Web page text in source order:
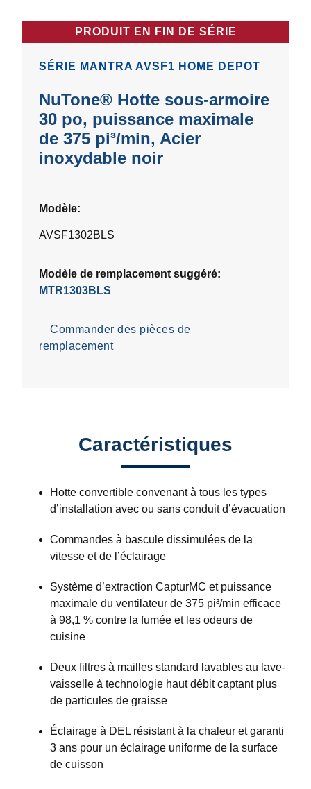
PRODUIT EN FIN DE SÉRIE
SÉRIE MANTRA AVSF1 HOME DEPOT
NuTone® Hotte sous-armoire
30 po, puissance maximale
de 375 pi³/min, Acier
inoxydable noir
Modèle:
AVSF1302BLS
Modèle de remplacement suggéré:
MTR1303BLS
Commander des pièces de
remplacement
Caractéristiques
Hotte convertible convenant à tous les types
d’installation avec ou sans conduit d’évacuation
Commandes à bascule dissimulées de la
vitesse et de l’éclairage
Système d’extraction CapturMC et puissance
maximale du ventilateur de 375 pi³/min efficace
à 98,1 % contre la fumée et les odeurs de
cuisine
Deux filtres à mailles standard lavables au lave-
vaisselle à technologie haut débit captant plus
de particules de graisse
Éclairage à DEL résistant à la chaleur et garanti
3 ans pour un éclairage uniforme de la surface
de cuisson